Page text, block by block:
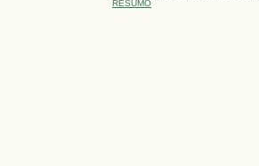
RESUMO